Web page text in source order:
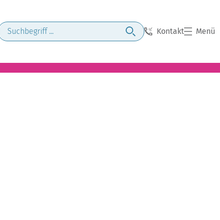
Kontakt Menü